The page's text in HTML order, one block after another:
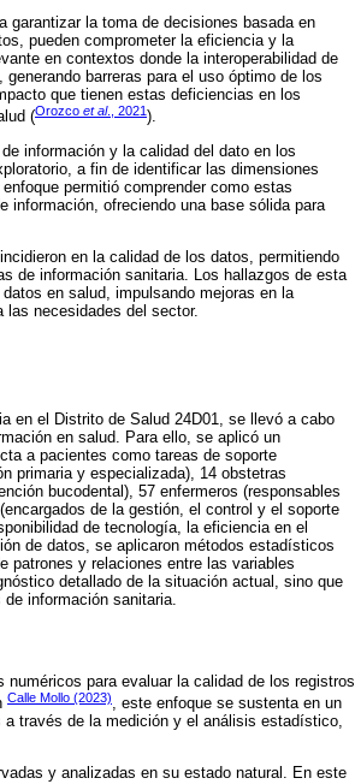
garantizar la toma de decisiones basada en
pueden comprometer la eficiencia y la
en contextos donde la interoperabilidad de
barreras para el uso óptimo de los
que tienen estas deficiencias en los
(Orozco et al., 2021 ).
información y la calidad del dato en los
a fin de identificar las dimensiones
permitió comprender como estas
información, ofreciendo una base sólida para
en la calidad de los datos, permitiendo
de información sanitaria. Los hallazgos de esta
en salud, impulsando mejoras en la
las necesidades del sector.
en el Distrito de Salud 24D01, se llevó a cabo
en salud. Para ello, se aplicó un
a pacientes como tareas de soporte
primaria y especializada), 14 obstetras
bucodental), 57 enfermeros (responsables
de la gestión, el control y el soporte
de tecnología, la eficiencia en el
de datos, se aplicaron métodos estadísticos
patrones y relaciones entre las variables
detallado de la situación actual, sino que
información sanitaria.
para evaluar la calidad de los registros
Calle Mollo (2023), este enfoque se sustenta en un
través de la medición y el análisis estadístico,
y analizadas en su estado natural. En este